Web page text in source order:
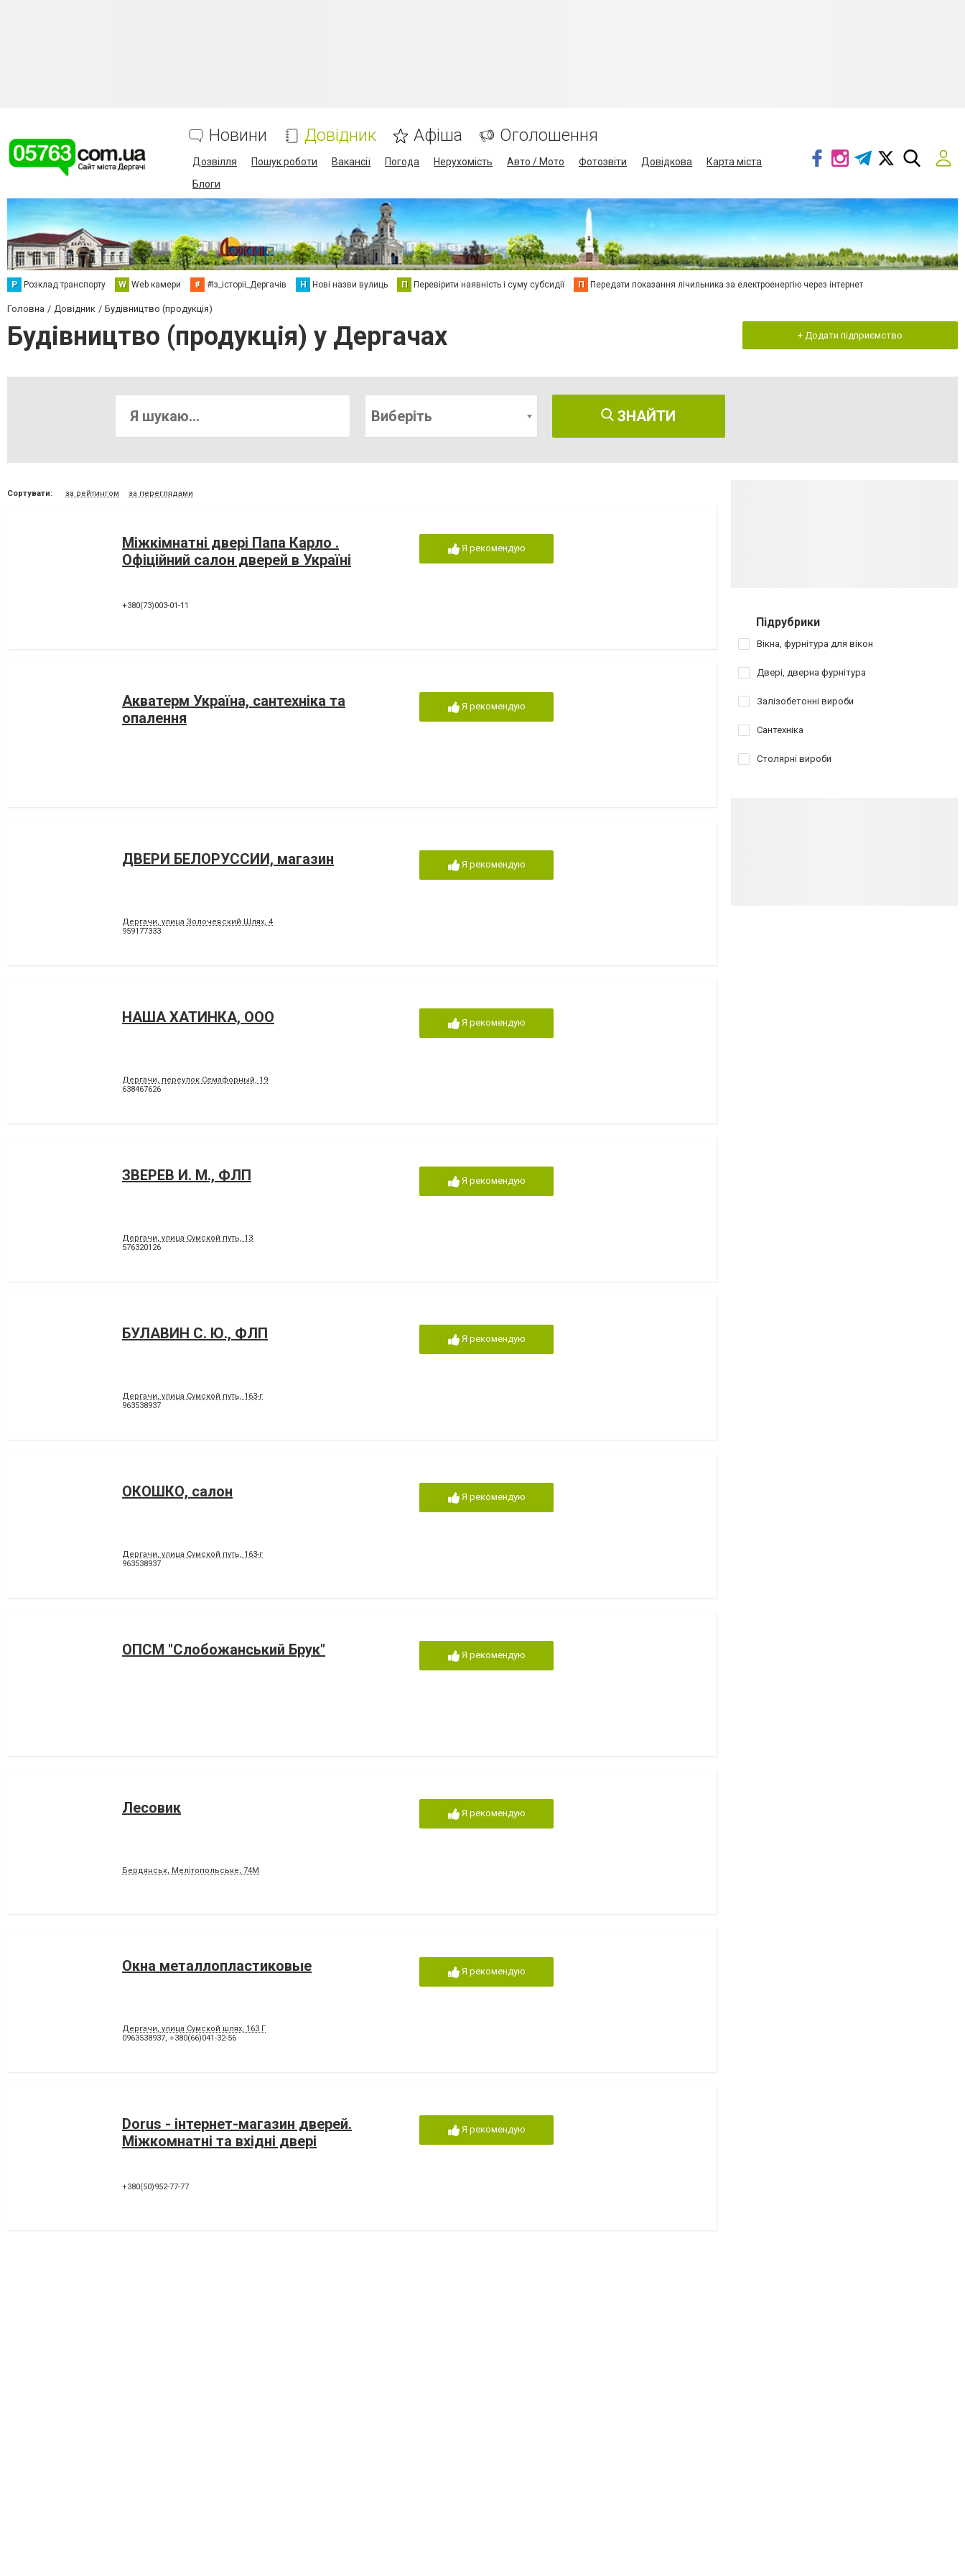
Новини Довідник Афіша Оголошення
Дозвілля Пошук роботи Вакансії Погода Нерухомість Авто / Мото Фотозвіти Довідкова
Карта міста
Блоги
Р Розклад транспорту W Web камери # #Із_історіі_Дергачів Н Нові назви вулиць П Перевірити наявність і суму субсидії П Передати показання лічильника за електроенергію через інтернет
Головна Довідник Будівництво (продукція)
Будівництво (продукція) у Дергачах + Додати підприємство
Виберіть ЗНАЙТИ
Сортувати: за рейтингом за переглядами
Міжкімнатні двері Папа Карло .
Офіційний салон дверей в Україні
+380(73)003-01-11
Я рекомендую
Акватерм Україна, сантехніка та
опалення
Я рекомендую
ДВЕРИ БЕЛОРУСCИИ, магазин
Дергачи, улица Золочевский Шлях, 4
959177333
Я рекомендую
НАША ХАТИНКА, ООО
Дергачи, переулок Семафорный, 19
638467626
Я рекомендую
ЗВЕРЕВ И. М., ФЛП
Дергачи, улица Сумской путь, 13
576320126
Я рекомендую
БУЛАВИН С. Ю., ФЛП
Дергачи, улица Сумской путь, 163-г
963538937
Я рекомендую
ОКОШКО, салон
Дергачи, улица Сумской путь, 163-г
963538937
Я рекомендую
ОПСМ "Слобожанський Брук" Я рекомендую
Лесовик
Бердянськ, Мелітопольське, 74М
Я рекомендую
Окна металлопластиковые
Дергачи, улица Сумской шлях, 163 Г
0963538937, +380(66)041-32-56
Я рекомендую
Dorus - інтернет-магазин дверей.
Міжкомнатні та вхідні двері
+380(50)952-77-77
Я рекомендую
Підрубрики
Вікна, фурнітура для вікон
Двері, дверна фурнітура
Залізобетонні вироби
Сантехніка
Столярні вироби